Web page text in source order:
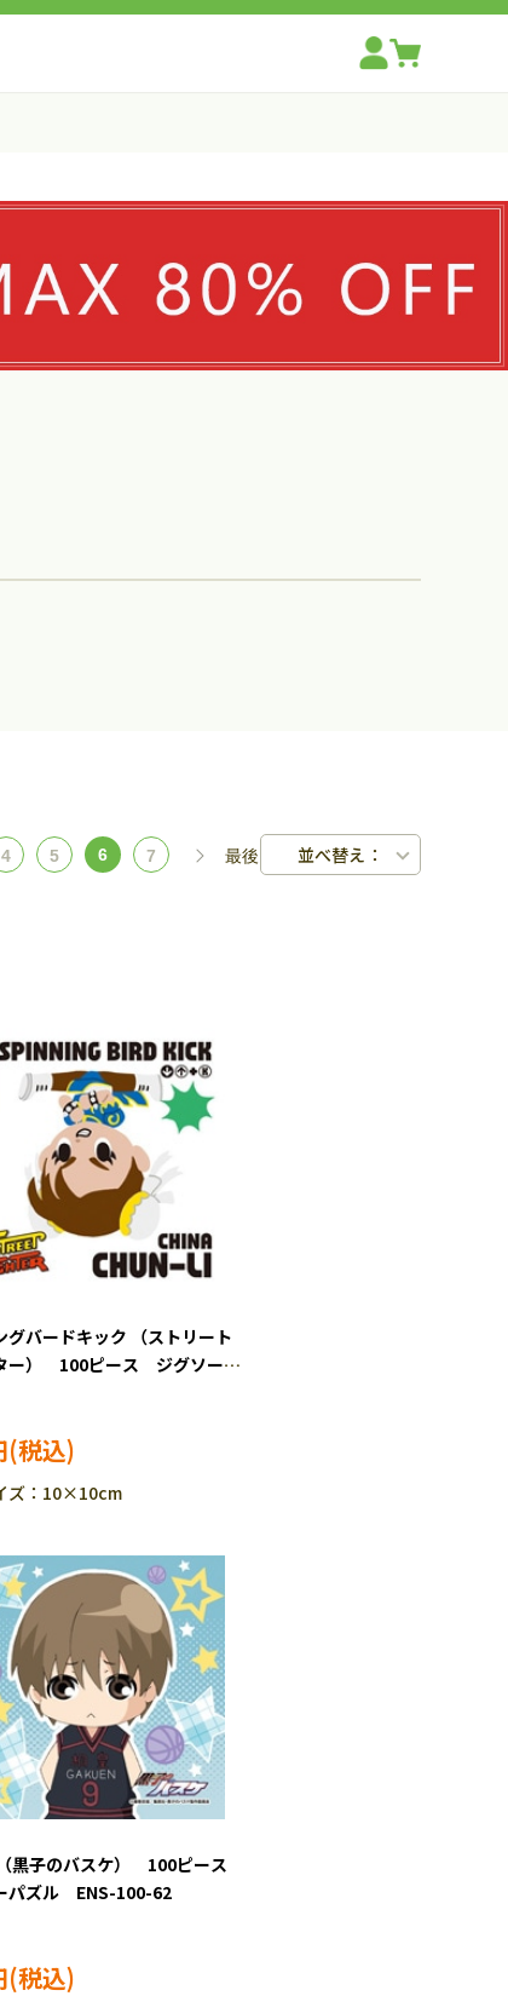
4 5 6 7 最後 並べ替え：
グバードキック （ストリート
ー） 100ピース ジグソーパ
ズ：10×10cm
黒子のバスケ） 100ピース
パズル ENS-100-62